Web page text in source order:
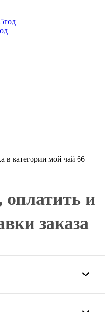
в категории мой чай 66
оплатить и
заказа